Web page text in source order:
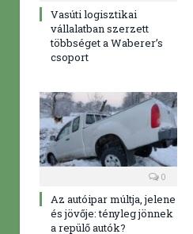
Vasúti logisztikai
vállalatban szerzett
többséget a Waberer’s
csoport
0
Az autóipar múltja, jelene
és jövője: tényleg jönnek
a repülő autók?